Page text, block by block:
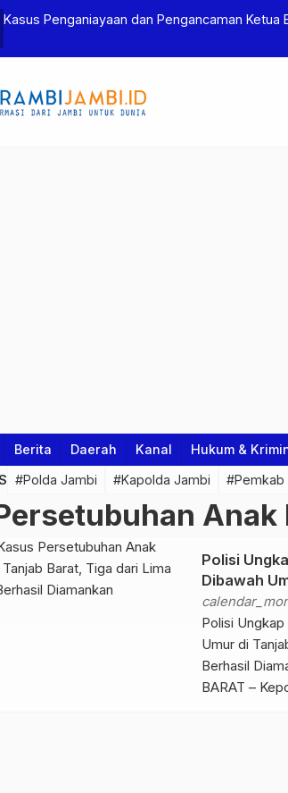
Kasus Penganiayaan dan Pengancaman Ketua
Berita Daerah Kanal Hukum &
#Polda Jambi #Kapolda Jambi #Pemkab
Anak
Polisi
Dibawah
Terduga
Polisi
Umur di
Berhasil
BARAT –